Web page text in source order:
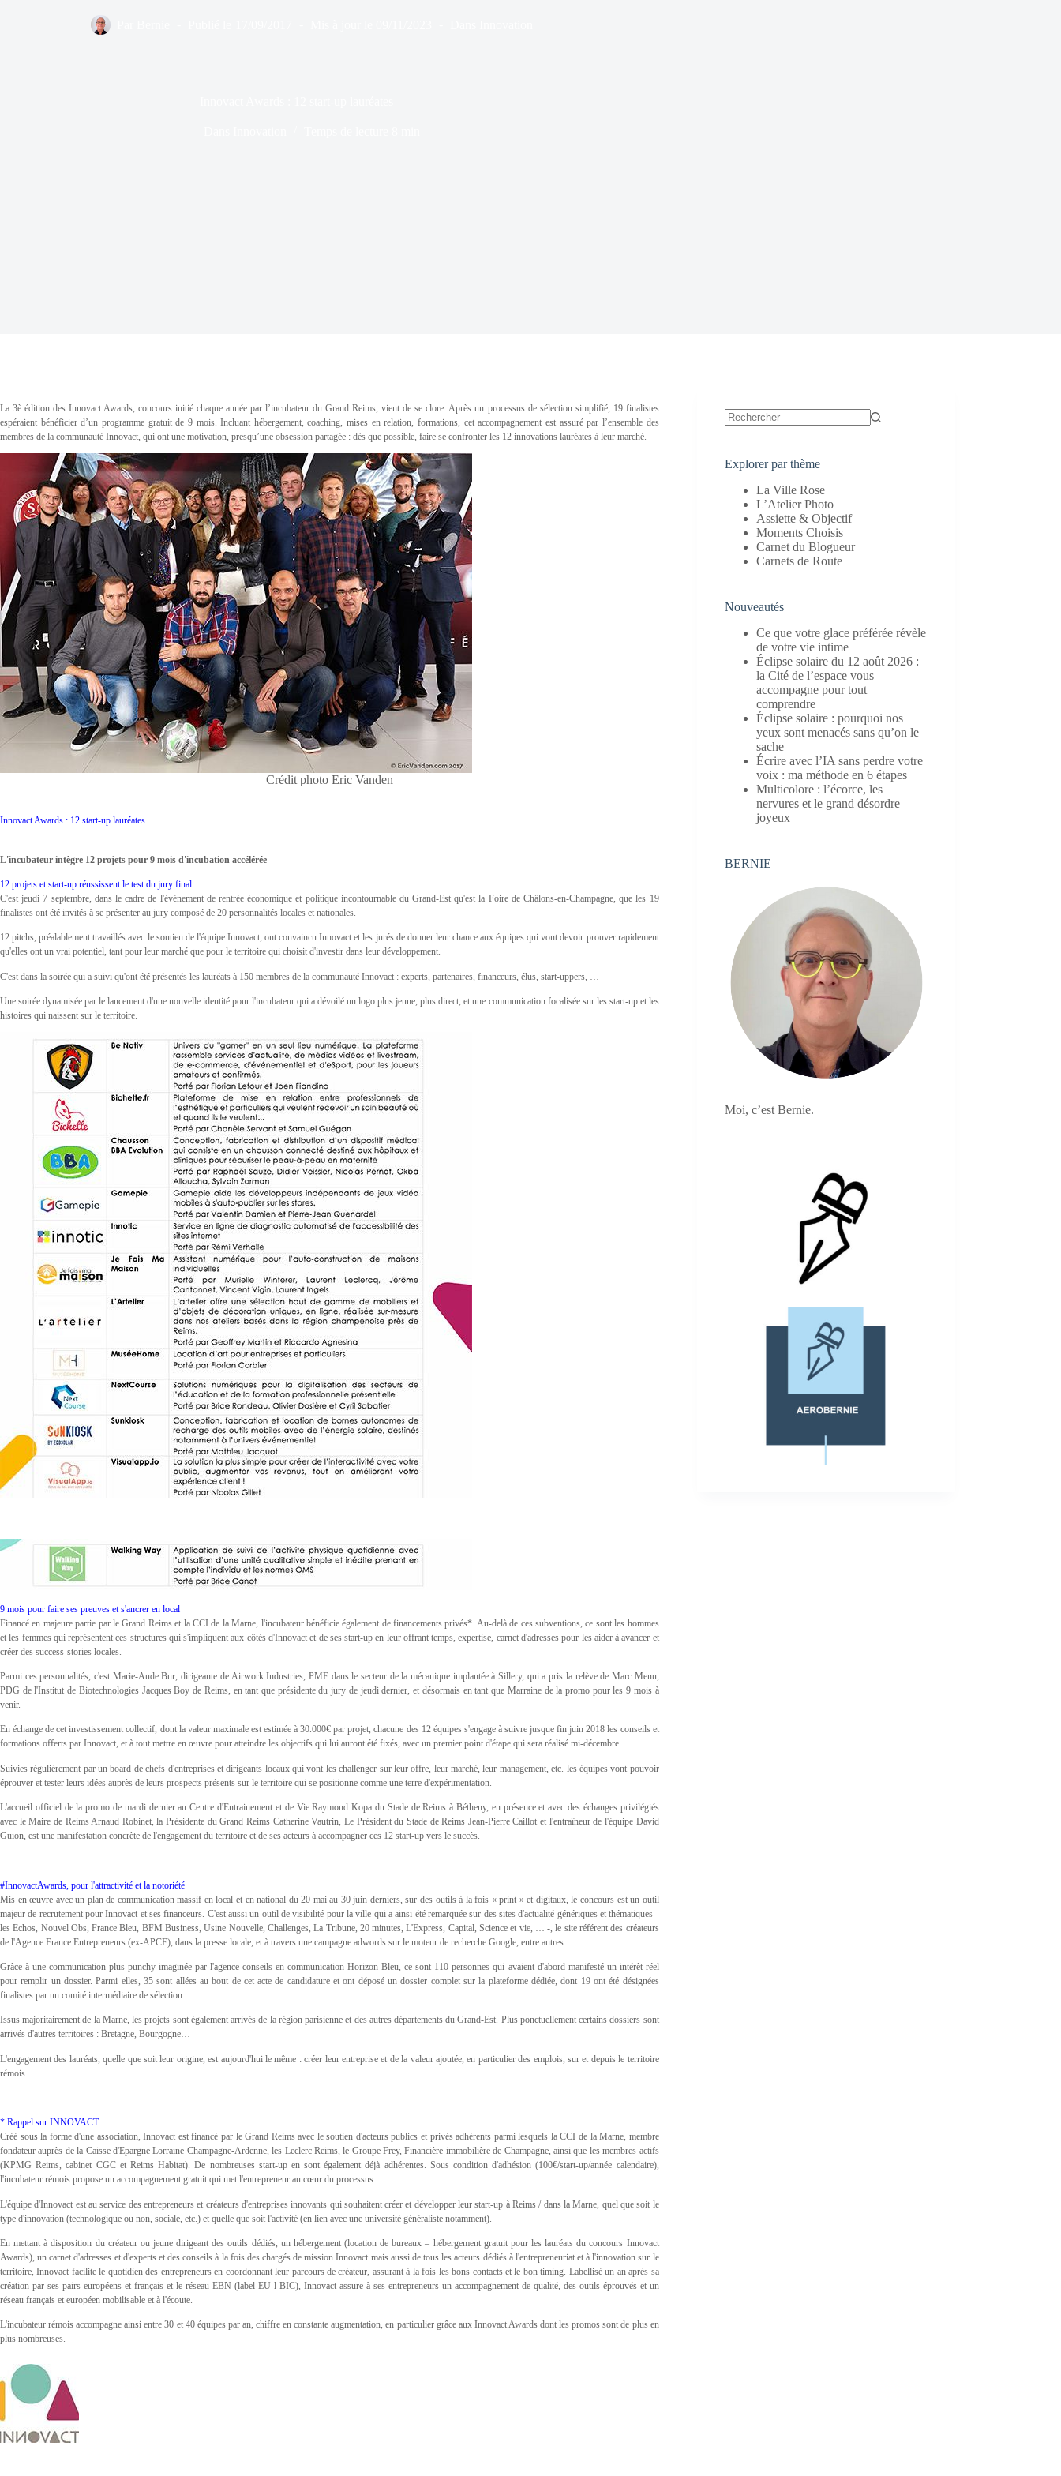
La 3è édition des Innovact Awards, concours initié chaque année par l’incubateur du Grand Reims, vient de se clore. Après un processus de sélection simplifié, 19 finalistes
espéraient bénéficier d’un programme gratuit de 9 mois. Incluant hébergement, coaching, mises en relation, formations, cet accompagnement est assuré par l’ensemble des
membres de la communauté Innovact, qui ont une motivation, presqu’une obsession partagée : dès que possible, faire se confronter les 12 innovations lauréates à leur marché.
Crédit photo Eric Vanden
Innovact Awards : 12 start-up lauréates
L'incubateur intègre 12 projets pour 9 mois d'incubation accélérée
12 projets et start-up réussissent le test du jury final
C'est jeudi 7 septembre, dans le cadre de l'événement de rentrée économique et politique incontournable du Grand-Est qu'est la Foire de Châlons-en-Champagne, que les 19
finalistes ont été invités à se présenter au jury composé de 20 personnalités locales et nationales.
12 pitchs, préalablement travaillés avec le soutien de l'équipe Innovact, ont convaincu Innovact et les jurés de donner leur chance aux équipes qui vont devoir prouver rapidement
qu'elles ont un vrai potentiel, tant pour leur marché que pour le territoire qui choisit d'investir dans leur développement.
C'est dans la soirée qui a suivi qu'ont été présentés les lauréats à 150 membres de la communauté Innovact : experts, partenaires, financeurs, élus, start-uppers, …
Une soirée dynamisée par le lancement d'une nouvelle identité pour l'incubateur qui a dévoilé un logo plus jeune, plus direct, et une communication focalisée sur les start-up et les
histoires qui naissent sur le territoire.
9 mois pour faire ses preuves et s'ancrer en local
Financé en majeure partie par le Grand Reims et la CCI de la Marne, l'incubateur bénéficie également de financements privés*. Au-delà de ces subventions, ce sont les hommes
et les femmes qui représentent ces structures qui s'impliquent aux côtés d'Innovact et de ses start-up en leur offrant temps, expertise, carnet d'adresses pour les aider à avancer et
créer des success-stories locales.
Parmi ces personnalités, c'est Marie-Aude Bur, dirigeante de Airwork Industries, PME dans le secteur de la mécanique implantée à Sillery, qui a pris la relève de Marc Menu,
PDG de l'Institut de Biotechnologies Jacques Boy de Reims, en tant que présidente du jury de jeudi dernier, et désormais en tant que Marraine de la promo pour les 9 mois à
venir.
En échange de cet investissement collectif, dont la valeur maximale est estimée à 30.000€ par projet, chacune des 12 équipes s'engage à suivre jusque fin juin 2018 les conseils et
formations offerts par Innovact, et à tout mettre en œuvre pour atteindre les objectifs qui lui auront été fixés, avec un premier point d'étape qui sera réalisé mi-décembre.
Suivies régulièrement par un board de chefs d'entreprises et dirigeants locaux qui vont les challenger sur leur offre, leur marché, leur management, etc. les équipes vont pouvoir
éprouver et tester leurs idées auprès de leurs prospects présents sur le territoire qui se positionne comme une terre d'expérimentation.
L'accueil officiel de la promo de mardi dernier au Centre d'Entrainement et de Vie Raymond Kopa du Stade de Reims à Bétheny, en présence et avec des échanges privilégiés
avec le Maire de Reims Arnaud Robinet, la Présidente du Grand Reims Catherine Vautrin, Le Président du Stade de Reims Jean-Pierre Caillot et l'entraîneur de l'équipe David
Guion, est une manifestation concrète de l'engagement du territoire et de ses acteurs à accompagner ces 12 start-up vers le succès.
#InnovactAwards, pour l'attractivité et la notoriété
Mis en œuvre avec un plan de communication massif en local et en national du 20 mai au 30 juin derniers, sur des outils à la fois « print » et digitaux, le concours est un outil
majeur de recrutement pour Innovact et ses financeurs. C'est aussi un outil de visibilité pour la ville qui a ainsi été remarquée sur des sites d'actualité génériques et thématiques -
les Echos, Nouvel Obs, France Bleu, BFM Business, Usine Nouvelle, Challenges, La Tribune, 20 minutes, L'Express, Capital, Science et vie, … -, le site référent des créateurs
de l'Agence France Entrepreneurs (ex-APCE), dans la presse locale, et à travers une campagne adwords sur le moteur de recherche Google, entre autres.
Grâce à une communication plus punchy imaginée par l'agence conseils en communication Horizon Bleu, ce sont 110 personnes qui avaient d'abord manifesté un intérêt réel
pour remplir un dossier. Parmi elles, 35 sont allées au bout de cet acte de candidature et ont déposé un dossier complet sur la plateforme dédiée, dont 19 ont été désignées
finalistes par un comité intermédiaire de sélection.
Issus majoritairement de la Marne, les projets sont également arrivés de la région parisienne et des autres départements du Grand-Est. Plus ponctuellement certains dossiers sont
arrivés d'autres territoires : Bretagne, Bourgogne…
L'engagement des lauréats, quelle que soit leur origine, est aujourd'hui le même : créer leur entreprise et de la valeur ajoutée, en particulier des emplois, sur et depuis le territoire
rémois.
* Rappel sur INNOVACT
Créé sous la forme d'une association, Innovact est financé par le Grand Reims avec le soutien d'acteurs publics et privés adhérents parmi lesquels la CCI de la Marne, membre
fondateur auprès de la Caisse d'Epargne Lorraine Champagne-Ardenne, les Leclerc Reims, le Groupe Frey, Financière immobilière de Champagne, ainsi que les membres actifs
(KPMG Reims, cabinet CGC et Reims Habitat). De nombreuses start-up en sont également déjà adhérentes. Sous condition d'adhésion (100€/start-up/année calendaire),
l'incubateur rémois propose un accompagnement gratuit qui met l'entrepreneur au cœur du processus.
L'équipe d'Innovact est au service des entrepreneurs et créateurs d'entreprises innovants qui souhaitent créer et développer leur start-up à Reims / dans la Marne, quel que soit le
type d'innovation (technologique ou non, sociale, etc.) et quelle que soit l'activité (en lien avec une université généraliste notamment).
En mettant à disposition du créateur ou jeune dirigeant des outils dédiés, un hébergement (location de bureaux – hébergement gratuit pour les lauréats du concours Innovact
Awards), un carnet d'adresses et d'experts et des conseils à la fois des chargés de mission Innovact mais aussi de tous les acteurs dédiés à l'entrepreneuriat et à l'innovation sur le
territoire, Innovact facilite le quotidien des entrepreneurs en coordonnant leur parcours de créateur, assurant à la fois les bons contacts et le bon timing. Labellisé un an après sa
création par ses pairs européens et français et le réseau EBN (label EU l BIC), Innovact assure à ses entrepreneurs un accompagnement de qualité, des outils éprouvés et un
réseau français et européen mobilisable et à l'écoute.
L'incubateur rémois accompagne ainsi entre 30 et 40 équipes par an, chiffre en constante augmentation, en particulier grâce aux Innovact Awards dont les promos sont de plus en
plus nombreuses.
Explorer par thème
La Ville Rose
L’Atelier Photo
Assiette & Objectif
Moments Choisis
Carnet du Blogueur
Carnets de Route
Nouveautés
Ce que votre glace préférée révèle
de votre vie intime
Éclipse solaire du 12 août 2026 :
la Cité de l’espace vous
accompagne pour tout
comprendre
Éclipse solaire : pourquoi nos
yeux sont menacés sans qu’on le
sache
Écrire avec l’IA sans perdre votre
voix : ma méthode en 6 étapes
Multicolore : l’écorce, les
nervures et le grand désordre
joyeux
BERNIE
Moi, c’est Bernie.